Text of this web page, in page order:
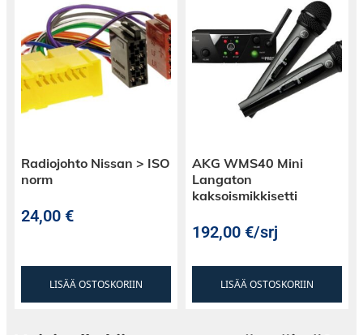
Radiojohto Nissan > ISO
norm
24,00€
LISÄÄ OSTOSKORIIN
AKG WMS40 Mini
Langaton
kaksoismikkisetti
192,00€/srj
LISÄÄ OSTOSKORIIN